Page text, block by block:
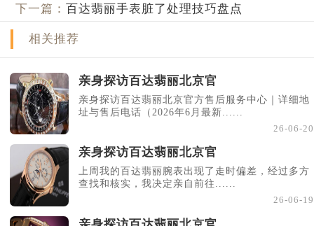
下一篇：百达翡丽手表脏了处理技巧盘点
相关推荐
亲身探访百达翡丽北京官
亲身探访百达翡丽北京官方售后服务中心｜详细地
址与售后电话（2026年6月最新......
26-06-20
亲身探访百达翡丽北京官
上周我的百达翡丽腕表出现了走时偏差，经过多方
查找和核实，我决定亲自前往......
26-06-19